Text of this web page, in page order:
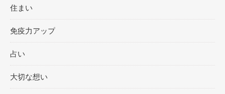
住まい
免疫力アップ
占い
大切な想い